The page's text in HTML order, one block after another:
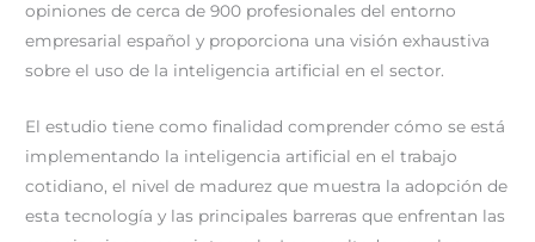
opiniones de cerca de 900 profesionales del entorno
empresarial español y proporciona una visión exhaustiva
sobre el uso de la inteligencia artificial en el sector.
El estudio tiene como finalidad comprender cómo se está
implementando la inteligencia artificial en el trabajo
cotidiano, el nivel de madurez que muestra la adopción de
esta tecnología y las principales barreras que enfrentan las